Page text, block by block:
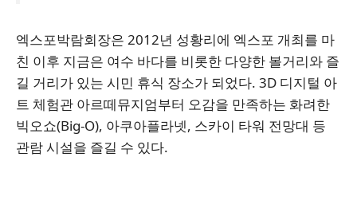
엑스포박람회장은 2012년 성황리에 엑스포 개최를 마
친 이후 지금은 여수 바다를 비롯한 다양한 볼거리와 즐
길 거리가 있는 시민 휴식 장소가 되었다. 3D 디지털 아
트 체험관 아르떼뮤지엄부터 오감을 만족하는 화려한
빅오쇼(Big-O), 아쿠아플라넷, 스카이 타워 전망대 등
관람 시설을 즐길 수 있다.